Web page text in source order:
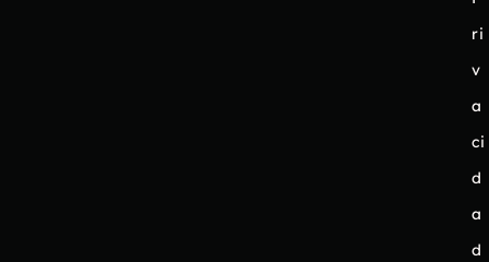
ri
v
a
ci
d
a
d